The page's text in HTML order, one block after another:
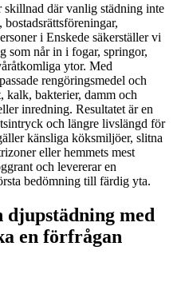
där vanlig städning inte
i Enskede säkerställer vi
som når in i fogar, springor,
ytor. Med
rengöringsmedel och
kalk, bakterier, damm och
inredning. Resultatet är en
och längre livslängd för
känsliga köksmiljöer, slitna
eller hemmets mest
och levererar en
bedömning till färdig yta.
djupstädning med
en förfrågan